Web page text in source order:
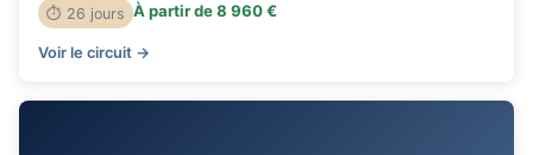
⏱ 26 jours À partir de 8 960 €
Voir le circuit →